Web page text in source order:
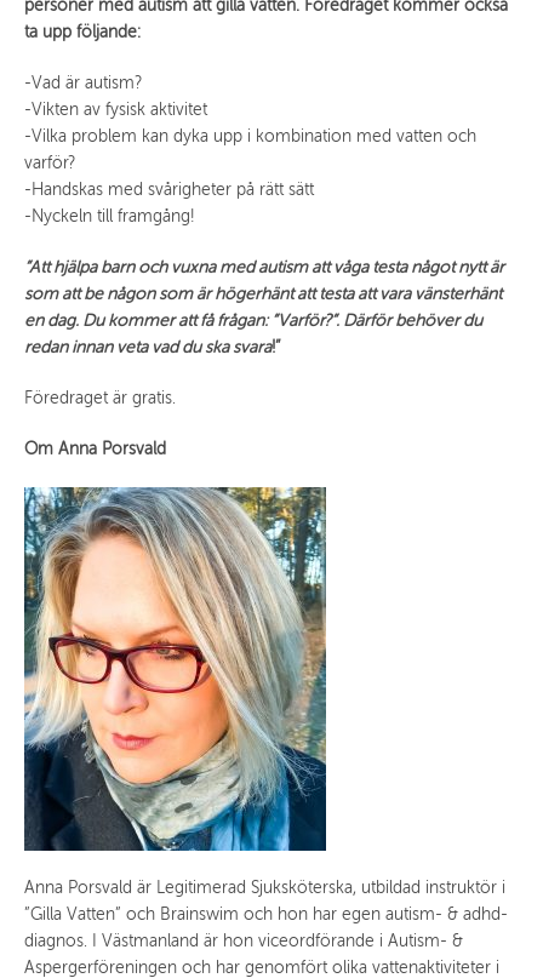
personer med autism att gilla vatten. Föredraget kommer också
ta upp följande:
-Vad är autism?
-Vikten av fysisk aktivitet
-Vilka problem kan dyka upp i kombination med vatten och
varför?
-Handskas med svårigheter på rätt sätt
-Nyckeln till framgång!
”Att hjälpa barn och vuxna med autism att våga testa något nytt är
som att be någon som är högerhänt att testa att vara vänsterhänt
en dag. Du kommer att få frågan: ”Varför?”. Därför behöver du
redan innan veta vad du ska svara!”
Föredraget är gratis.
Om Anna Porsvald
Anna Porsvald är Legitimerad Sjuksköterska, utbildad instruktör i
”Gilla Vatten” och Brainswim och hon har egen autism- & adhd-
diagnos. I Västmanland är hon viceordförande i Autism- &
Aspergerföreningen och har genomfört olika vattenaktiviteter i